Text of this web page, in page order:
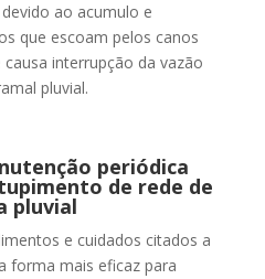
ao acumulo e
que escoam pelos canos
interrupção da vazão
pluvial.
periódica
de rede de
pluvial
e cuidados citados a
forma mais eficaz para